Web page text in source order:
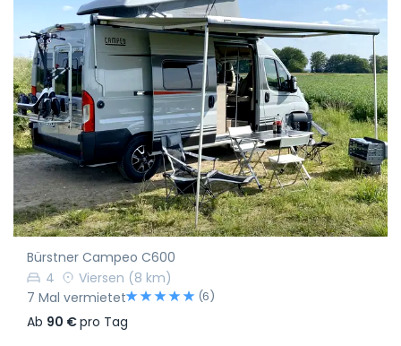
Bürstner Campeo C600
4
Viersen (8 km)
7 Mal vermietet
(6)
Ab 90 €pro Tag